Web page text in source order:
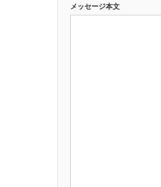
メッセージ本文